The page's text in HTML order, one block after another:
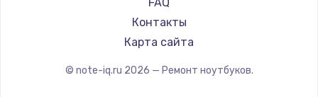
LG
Panasonic
Контакты
Карта сайта
© note-iq.ru 2026 — Ремонт ноутбуков.